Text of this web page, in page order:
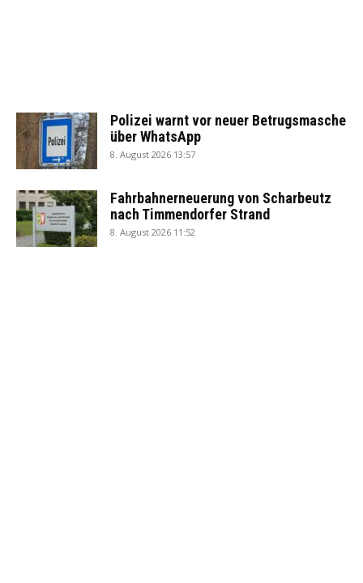
Polizei warnt vor neuer Betrugsmasche
über WhatsApp
8. August 2026 13:57
Fahrbahnerneuerung von Scharbeutz
nach Timmendorfer Strand
8. August 2026 11:52